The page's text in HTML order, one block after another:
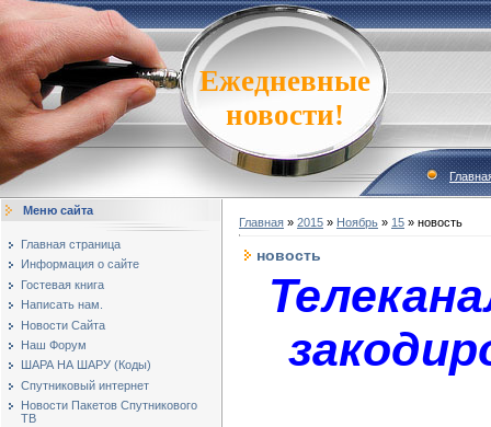
Ежедневные
новости!
Меню сайта
Главная страница
Информация о сайте
Гостевая книга
Написать нам.
Новости Сайта
Наш Форум
ШАРА НА ШАРУ (Коды)
Спутниковый интернет
Новости Пакетов Спутникового
ТВ
Главная » 2015 » Ноябрь » 15 » новость
новость